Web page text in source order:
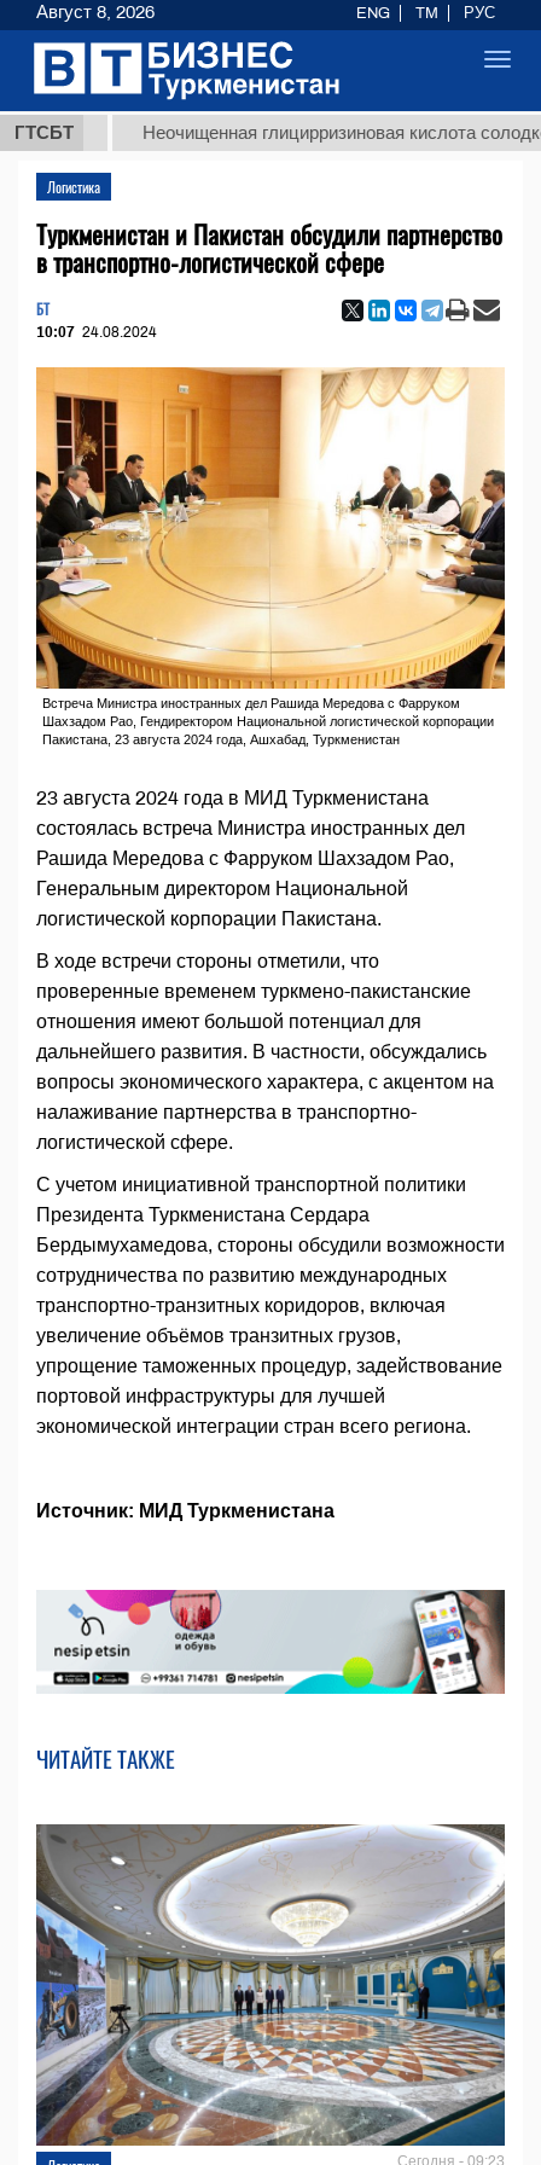
ГТСБТ Неочищенная глицирризиновая кислота солодкового
Логистика
Туркменистан и Пакистан обсудили партнерство
в транспортно-логистической сфере
БТ
10:07 24.08.2024
Встреча Министра иностранных дел Рашида Мередова с Фарруком
Шахзадом Рао, Гендиректором Национальной логистической корпорации
Пакистана, 23 августа 2024 года, Ашхабад, Туркменистан
23 августа 2024 года в МИД Туркменистана
состоялась встреча Министра иностранных дел
Рашида Мередова с Фарруком Шахзадом Рао,
Генеральным директором Национальной
логистической корпорации Пакистана.
В ходе встречи стороны отметили, что
проверенные временем туркмено-пакистанские
отношения имеют большой потенциал для
дальнейшего развития. В частности, обсуждались
вопросы экономического характера, с акцентом на
налаживание партнерства в транспортно-
логистической сфере.
С учетом инициативной транспортной политики
Президента Туркменистана Сердара
Бердымухамедова, стороны обсудили возможности
сотрудничества по развитию международных
транспортно-транзитных коридоров, включая
увеличение объёмов транзитных грузов,
упрощение таможенных процедур, задействование
портовой инфраструктуры для лучшей
экономической интеграции стран всего региона.
Источник: МИД Туркменистана
ЧИТАЙТЕ ТАКЖЕ
Сегодня - 09:23
Август 8, 2026 ENG TM РУС